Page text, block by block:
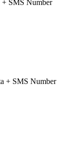
SMS Number
+ SMS Number